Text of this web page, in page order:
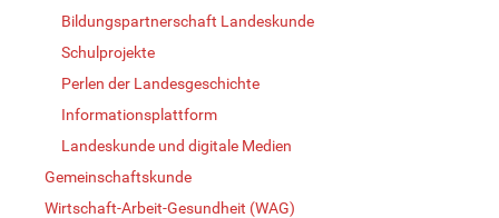
Bildungspartnerschaft Landeskunde
Schulprojekte
Perlen der Landesgeschichte
Informationsplattform
Landeskunde und digitale Medien
Gemeinschaftskunde
Wirtschaft-Arbeit-Gesundheit (WAG)